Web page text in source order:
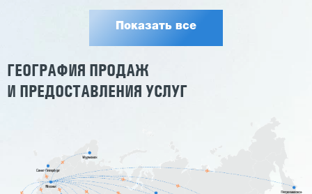
Показать все
ГЕОГРАФИЯ ПРОДАЖ
И ПРЕДОСТАВЛЕНИЯ УСЛУГ